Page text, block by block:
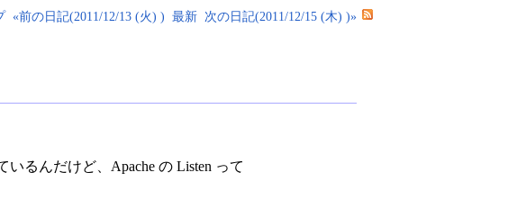
«前の日記(2011/12/13 (火) ) 最新 次の日記(2011/12/15 (木) )»
るんだけど、Apache の Listen って